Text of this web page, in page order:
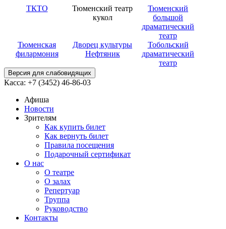
ТКТО
Тюменский театр
кукол
Тюменский
большой
драматический
театр
Тюменская
филармония
Дворец культуры
Нефтяник
Тобольский
драматический
театр
Версия для слабовидящих
Касса: +7 (3452) 46-86-03
Афиша
Новости
Зрителям
Как купить билет
Как вернуть билет
Правила посещения
Подарочный сертификат
О нас
О театре
О залах
Репертуар
Труппа
Руководство
Контакты